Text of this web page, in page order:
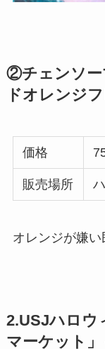
②チェンソー
ドオレンジ
価格
販売場所
オレンジが嫌い
2.USJハロウ
マーケット